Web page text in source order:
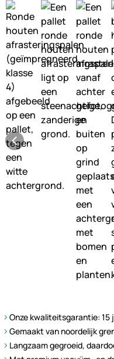
Onze kwaliteitsgarantie: 15
Gemaakt van noordelijk
Langzaam gegroeid,